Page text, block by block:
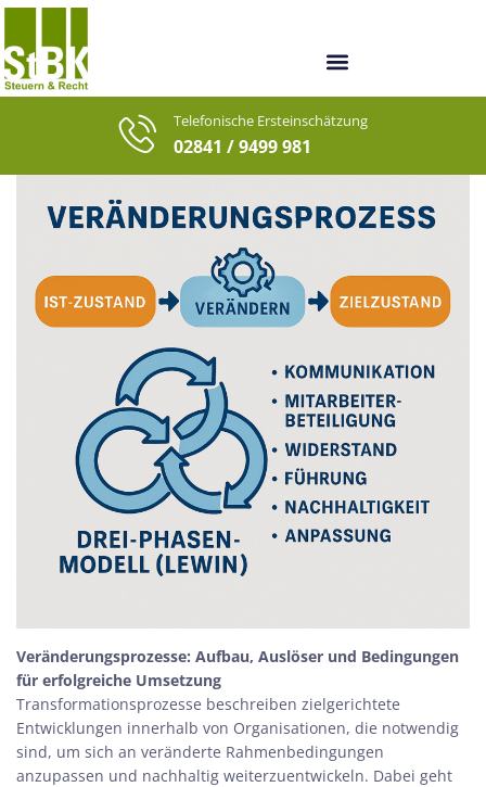
Telefonische Ersteinschätzung
02841 / 9499 981
Veränderungsprozesse: Aufbau, Auslöser und Bedingungen
für erfolgreiche Umsetzung
Transformationsprozesse beschreiben zielgerichtete
Entwicklungen innerhalb von Organisationen, die notwendig
sind, um sich an veränderte Rahmenbedingungen
anzupassen und nachhaltig weiterzuentwickeln. Dabei geht